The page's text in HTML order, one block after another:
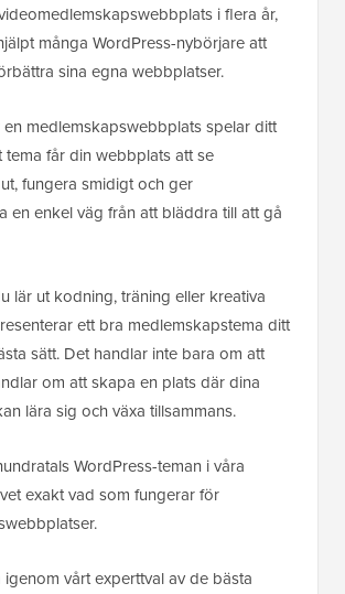
i flera år,
många WordPress-nybörjare att
sina egna webbplatser.
medlemskapswebbplats spelar ditt
tema får din webbplats att se
fungera smidigt och ger
en enkel väg från att bläddra till att gå
lär ut kodning, träning eller kreativa
ett bra medlemskapstema ditt
sätt. Det handlar inte bara om att
om att skapa en plats där dina
lära sig och växa tillsammans.
WordPress-teman i våra
exakt vad som fungerar för
igenom vårt experttval av de bästa